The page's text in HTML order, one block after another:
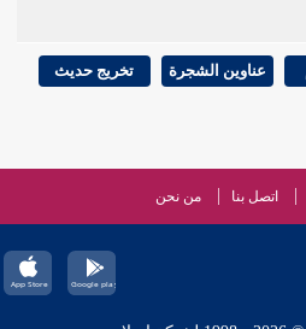
عناوين الشجرة تخريج حديث
اتصل بنا من نحن